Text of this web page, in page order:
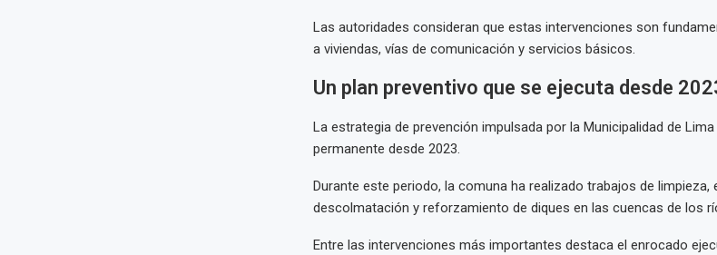
Las autoridades consideran que estas intervenciones son
a viviendas, vías de comunicación y servicios básicos.
Un plan preventivo que se ejecuta desde
La estrategia de prevención impulsada por la Municipalidad de
permanente desde 2023.
Durante este periodo, la comuna ha realizado trabajos de limpieza,
descolmatación y reforzamiento de diques en las cuencas de los
Entre las intervenciones más importantes destaca el enrocado